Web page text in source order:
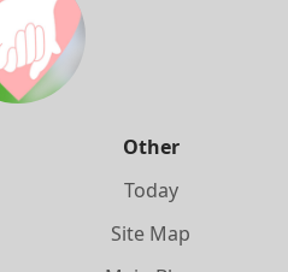
Other
Today
Site Map